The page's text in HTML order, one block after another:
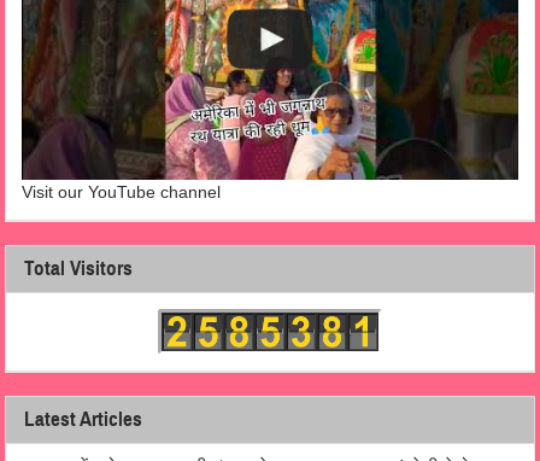
Visit our YouTube channel
Total Visitors
Latest Articles